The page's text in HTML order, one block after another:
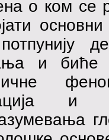
о ком се
и
и